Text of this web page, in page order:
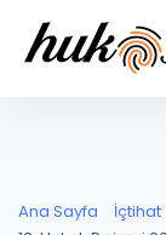
Blog
Ana Sayfa İçtihat